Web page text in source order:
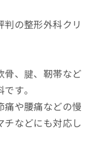
の整形外科クリ
骨、腱、靭帯など
す。
痛や腰痛などの慢
チなどにも対応し